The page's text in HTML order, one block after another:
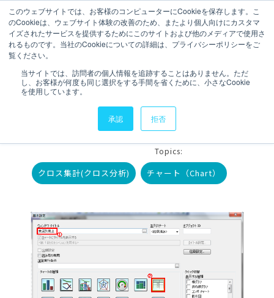
このウェブサイトでは、お客様のコンピューターにCookieを保存します。こ
のCookieは、ウェブサイト体験の改善のため、またより個人向けにカスタマ
イズされたサービスを提供するためにこのサイトおよび他のメディアで使用さ
れるものです。当社のCookieについての詳細は、プライバシーポリシーをご
覧ください。
当サイトでは、訪問者の個人情報を追跡することはありません。ただ
し、お客様が何度も同じ選択をする手間を省くために、小さなCookie
を使用しています。
承認 拒否
お問い合わせ
2 分で読むことができます。
【QlikView】クロス集計
（クロス分析）
Topics:
クロス集計(クロス分析) チャート（Chart）